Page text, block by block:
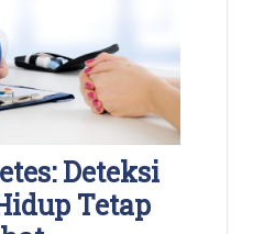
Deteksi
Tetap